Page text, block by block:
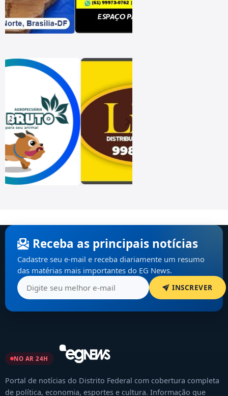
Receba as principais notícias
Cadastre seu e-mail e receba diariamente um resumo
das matérias mais importantes do EG News.
INSCREVER
NO AR 24H
Portal de notícias do Distrito Federal com cobertura completa
de política, economia, esportes e cultura. Informação que